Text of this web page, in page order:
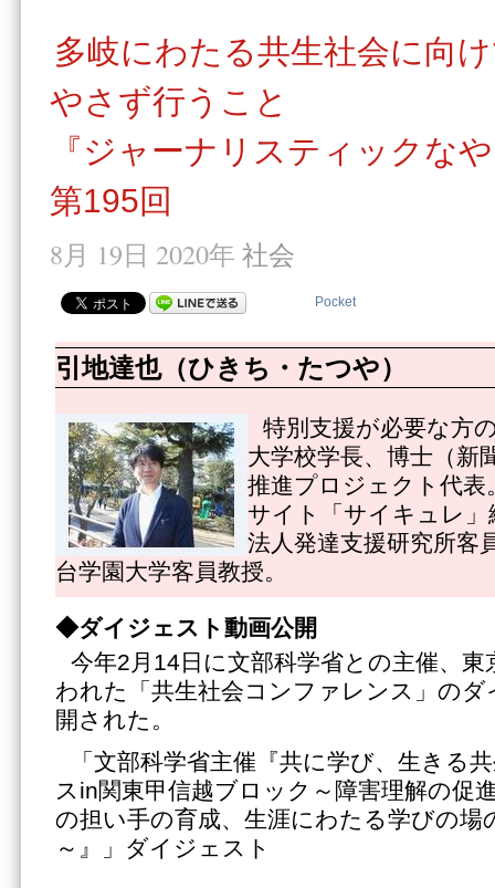
多岐にわたる共生社会に向
やさず行うこと
『ジャーナリスティックな
第195回
8月 19日 2020年 社会
Pocket
引地達也（ひきち・たつや）
特別支援が必要な方
大学校学長、博士（新
推進プロジェクト代表
サイト「サイキュレ」
法人発達支援研究所客
台学園大学客員教授。
◆ダイジェスト動画公開
今年2月14日に文部科学省との主催、
われた「共生社会コンファレンス」の
開された。
「文部科学省主催『共に学び、生きる
スin関東甲信越ブロック～障害理解の促
の担い手の育成、生涯にわたる学びの場
～』」ダイジェスト